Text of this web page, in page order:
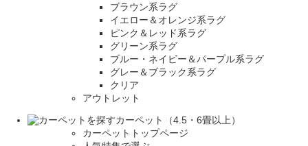
ブラウン系ラグ
イエロー＆オレンジ系ラグ
ピンク＆レッド系ラグ
グリーン系ラグ
ブルー・ネイビー＆パープル系ラグ
グレー＆ブラック系ラグ
クリア
アウトレット
カーペット（4.5・6畳以上）
カーペットトップページ